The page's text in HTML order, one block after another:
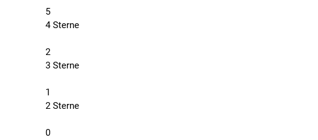
5
4 Sterne
2
3 Sterne
1
2 Sterne
0